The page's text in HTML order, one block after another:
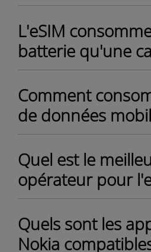
L'eSIM
batterie qu'une
Comment
de données
Quel est le
opérateur pour
Quels sont les
Nokia